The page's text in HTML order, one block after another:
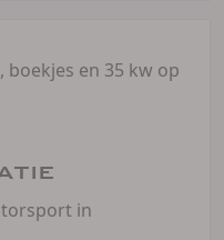
en 35 kw op
in